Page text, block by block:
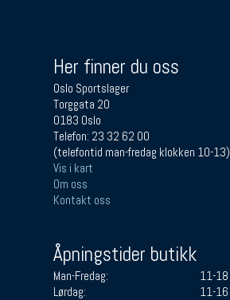
Her finner du oss
Oslo Sportslager
Torggata 20
0183 Oslo
Telefon: 23 32 62 00
(telefontid man-fredag klokken 10-13)
Vis i kart
Om oss
Kontakt oss
Åpningstider butikk
Man-Fredag:
11-18
Lørdag:
11-16